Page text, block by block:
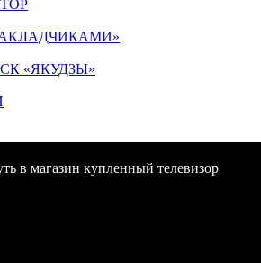
«ЯКУДЗЫ»
в магазин купленный телевизор